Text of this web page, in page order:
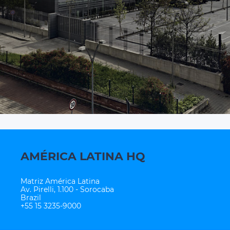
Código de Ética
Contato
AMÉRICA LATINA HQ
Matriz América Latina
Av. Pirelli, 1.100 - Sorocaba
Brazil
+55 15 3235-9000